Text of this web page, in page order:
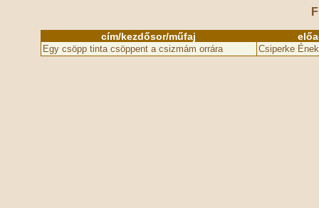
cím/kezdősor/műfaj
Egy csöpp tinta csöppent a csizmám orrára Csiperke